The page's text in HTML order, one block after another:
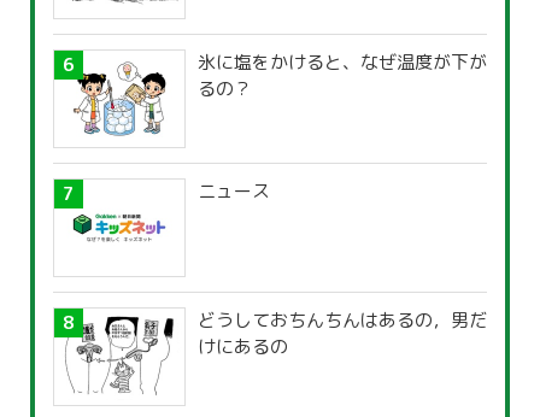
氷に塩をかけると、なぜ温度が下が
るの？
ニュース
どうしておちんちんはあるの，男だ
けにあるの